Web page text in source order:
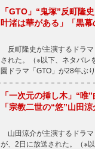
「GTO」“鬼塚”反町隆
叶渚は華がある」「黒幕
反町隆史が主演するドラマ
された。（※以下、ネタバ
園ドラマ「GTO」が28年ぶ
「一次元の挿し木」“唯
「宗教二世の“悠”山田涼
山田涼介が主演するドラ
が、2日に放送された。（※